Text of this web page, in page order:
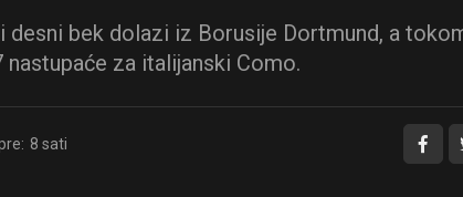
desni bek dolazi iz Borusije Dortmund, a
nastupaće za italijanski Como.
8 sati